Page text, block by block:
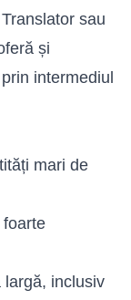
sau
și
prin intermediul
mari de
largă, inclusiv